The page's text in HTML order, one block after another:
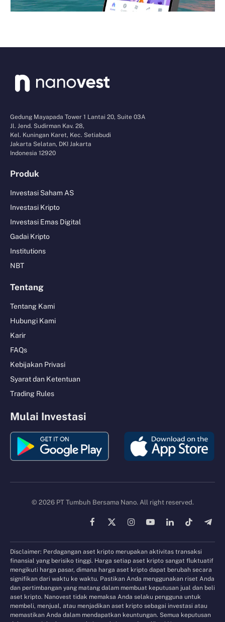
Gedung Mayapada Tower 1 Lantai 20, Suite 03A
Jl. Jend. Sudirman Kav. 28,
Kel. Kuningan Karet, Kec. Setiabudi
Jakarta Selatan, DKI Jakarta
Indonesia 12920
Produk
Investasi Saham AS
Investasi Kripto
Investasi Emas Digital
Gadai Kripto
Institutions
NBT
Tentang
Tentang Kami
Hubungi Kami
Karir
FAQs
Kebijakan Privasi
Syarat dan Ketentuan
Trading Rules
Mulai Investasi
© 2026 PT Tumbuh Bersama Nano. All right reserved.
Facebook
X
InstagramYouTubeLinkedInTikTok
Disclaimer: Perdagangan aset kripto merupakan aktivitas transaksi
finansial yang berisiko tinggi. Harga setiap aset kripto sangat fluktuatif
mengikuti harga pasar, dimana harga aset kripto dapat berubah secara
signifikan dari waktu ke waktu. Pastikan Anda menggunakan riset Anda
dan pertimbangan yang matang dalam membuat keputusan jual dan beli
aset kripto. Nanovest tidak memaksa Anda selaku pengguna untuk
membeli, menjual, atau menjadikan aset kripto sebagai investasi atau
memastikan Anda dalam mendapatkan keuntungan. Semua keputusan